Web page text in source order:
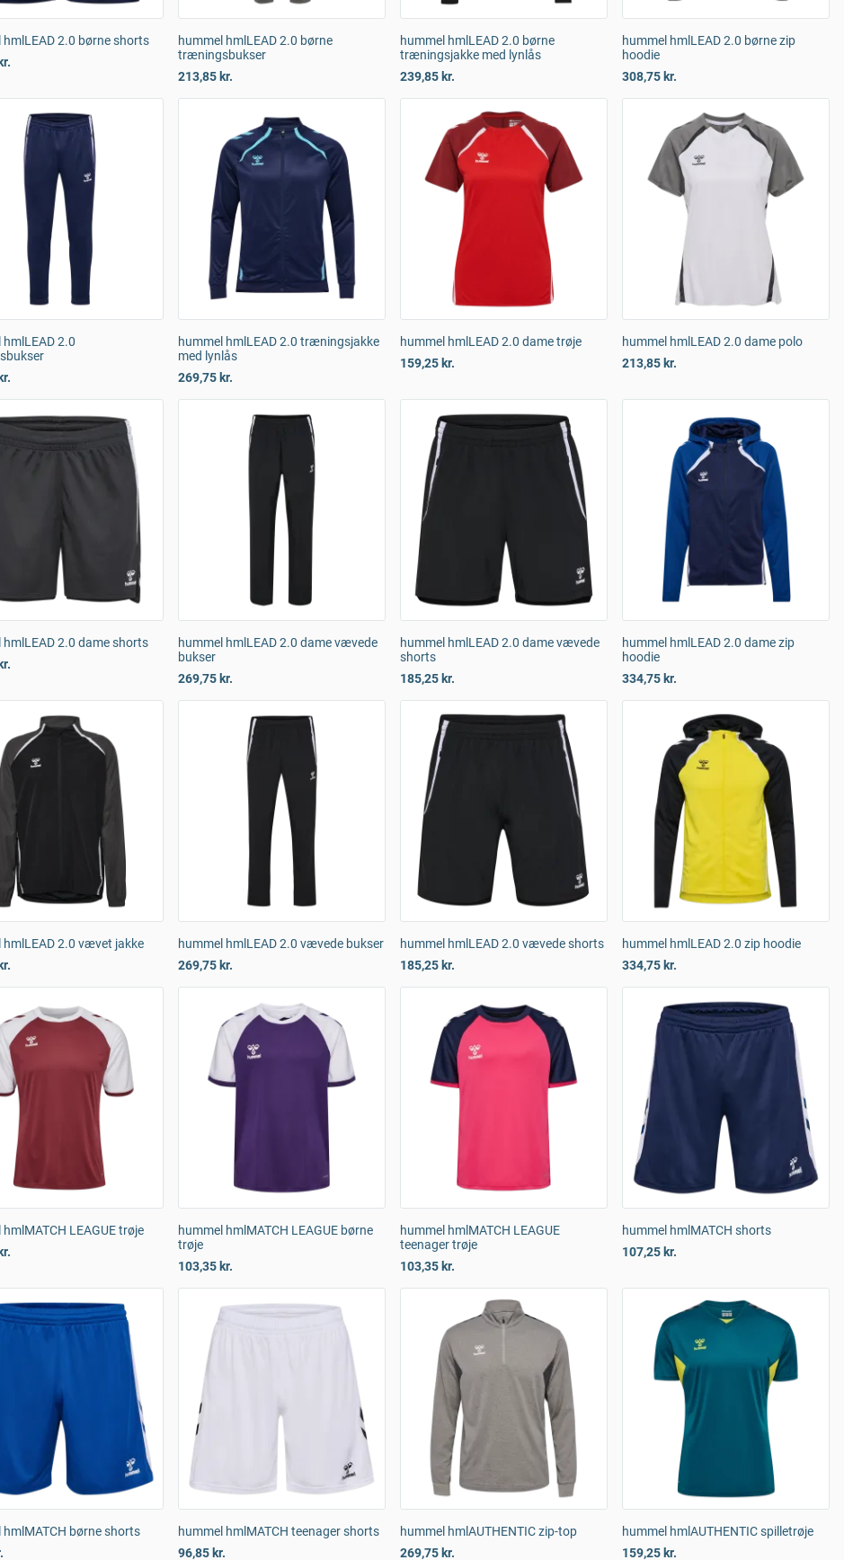
hmlLEAD 2.0 børne shorts
hummel hmlLEAD 2.0 børne
træningsbukser
213,85 kr.
hummel hmlLEAD 2.0 børne
træningsjakke med lynlås
239,85 kr.
hummel hmlLEAD 2.0 børne zip
hoodie
308,75 kr.
hmlLEAD 2.0
hummel hmlLEAD 2.0 træningsjakke
med lynlås
269,75 kr.
hummel hmlLEAD 2.0 dame trøje
159,25 kr.
hummel hmlLEAD 2.0 dame polo
213,85 kr.
hmlLEAD 2.0 dame shorts
hummel hmlLEAD 2.0 dame vævede
bukser
269,75 kr.
hummel hmlLEAD 2.0 dame vævede
shorts
185,25 kr.
hummel hmlLEAD 2.0 dame zip
hoodie
334,75 kr.
hmlLEAD 2.0 vævet jakke
hummel hmlLEAD 2.0 vævede bukser
269,75 kr.
hummel hmlLEAD 2.0 vævede shorts
185,25 kr.
hummel hmlLEAD 2.0 zip hoodie
334,75 kr.
hmlMATCH LEAGUE trøje
hummel hmlMATCH LEAGUE børne
trøje
103,35 kr.
hummel hmlMATCH LEAGUE
teenager trøje
103,35 kr.
hummel hmlMATCH shorts
107,25 kr.
hmlMATCH børne shorts
hummel hmlMATCH teenager shorts
96,85 kr.
hummel hmlAUTHENTIC zip-top
269,75 kr.
hummel hmlAUTHENTIC spilletrøje
159,25 kr.